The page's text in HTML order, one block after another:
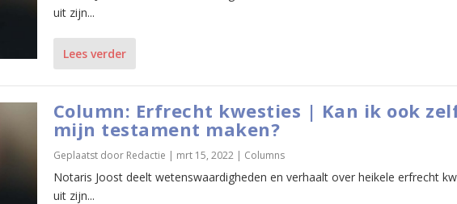
uit zijn...
Lees verder
Column: Erfrecht kwesties | Kan ik ook
mijn testament maken?
Geplaatst door Redactie | mrt 15, 2022| Columns
Notaris Joost deelt wetenswaardigheden en verhaalt over heikele erfrecht
uit zijn...